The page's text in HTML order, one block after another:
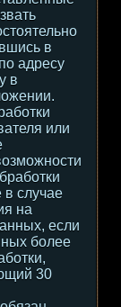
в
адресу
в
или
случае
на
если
более
30